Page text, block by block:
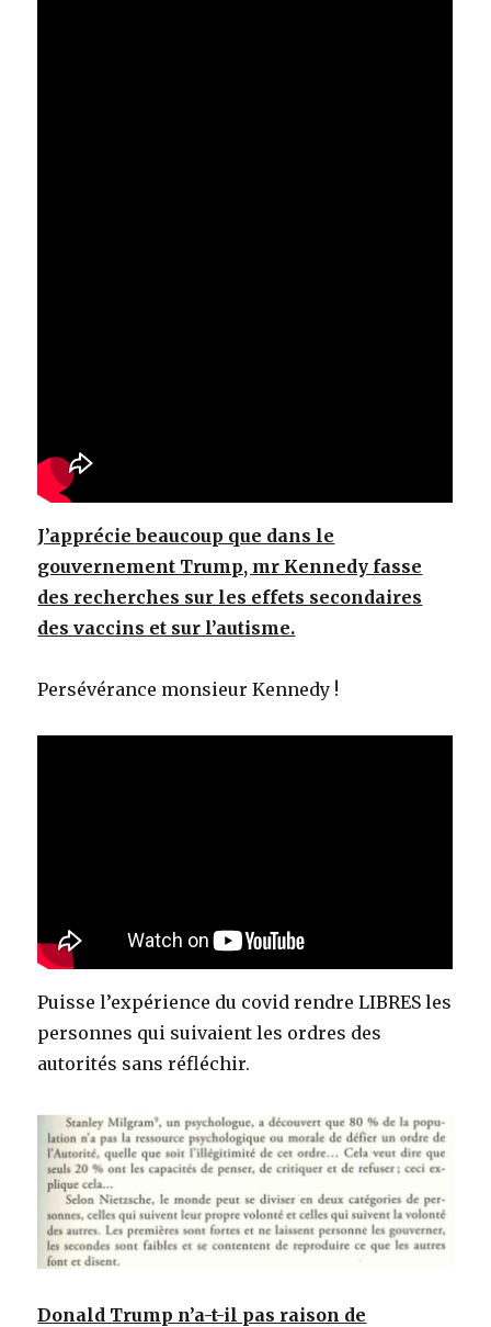
J’apprécie beaucoup que dans le
gouvernement Trump, mr Kennedy fasse
des recherches sur les effets secondaires
des vaccins et sur l’autisme.
Persévérance monsieur Kennedy !
Puisse l’expérience du covid rendre LIBRES les
personnes qui suivaient les ordres des
autorités sans réfléchir.
Donald Trump n’a-t-il pas raison de